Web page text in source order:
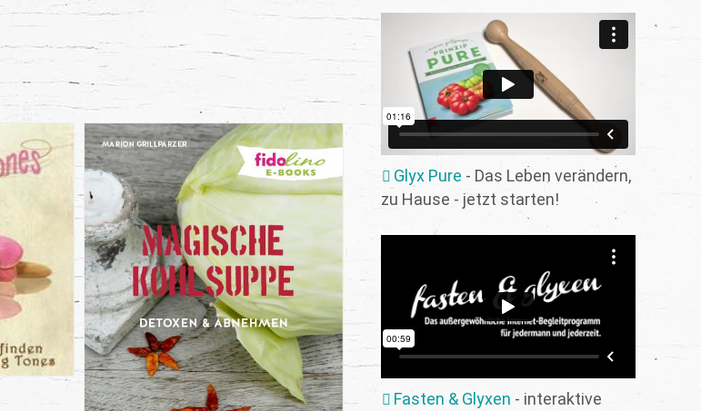
Glyx Pure - Das Leben verändern,
zu Hause - jetzt starten!
Fasten & Glyxen - interaktive